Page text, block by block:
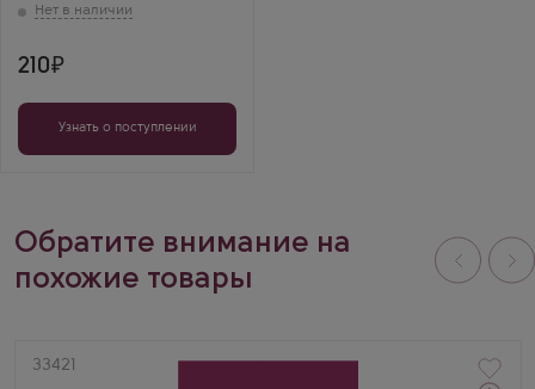
210
Узнать о поступлении
Обратите внимание на
похожие товары
Артикул
33421